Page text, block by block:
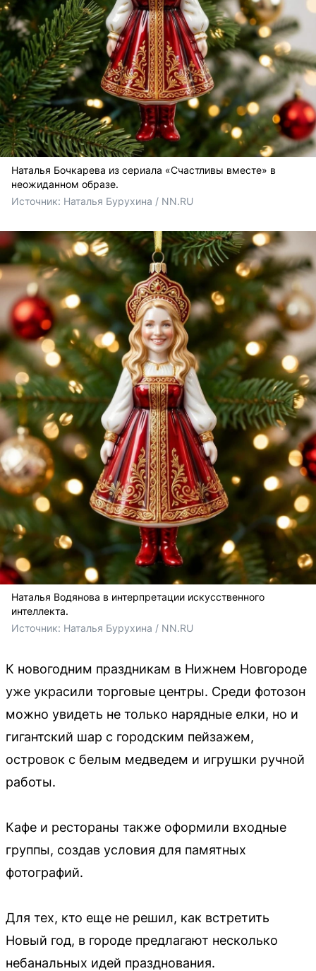
Наталья Бочкарева из сериала «Счастливы вместе» в
неожиданном образе.
Источник: Наталья Бурухина / NN.RU
Наталья Водянова в интерпретации искусственного
интеллекта.
Источник: Наталья Бурухина / NN.RU
К новогодним праздникам в Нижнем Новгороде
уже украсили торговые центры. Среди фотозон
можно увидеть не только нарядные елки, но и
гигантский шар с городским пейзажем,
островок с белым медведем и игрушки ручной
работы.
Кафе и рестораны также оформили входные
группы, создав условия для памятных
фотографий.
Для тех, кто еще не решил, как встретить
Новый год, в городе предлагают несколько
небанальных идей празднования.